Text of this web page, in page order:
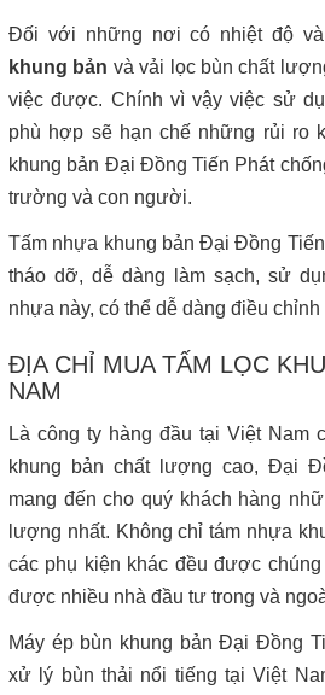
Đối với những nơi có nhiệt độ
khung bản và vải lọc bùn chất
việc được. Chính vì vậy việc sử
phù hợp sẽ hạn chế những rủi ro
khung bản Đại Đồng Tiến Phát
trường và con người.
Tấm nhựa khung bản Đại Đồng
tháo dỡ, dễ dàng làm sạch, sử
nhựa này, có thể dễ dàng điều
ĐỊA CHỈ MUA TẤM LỌC
NAM
Là công ty hàng đầu tại Việt Nam
khung bản chất lượng cao, Đại
mang đến cho quý khách hàng
lượng nhất. Không chỉ tám nhựa
các phụ kiện khác đều được
được nhiều nhà đầu tư trong và
Máy ép bùn khung bản Đại Đồng
xử lý bùn thải nổi tiếng tại Việt